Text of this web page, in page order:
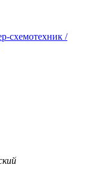
схемотехник /